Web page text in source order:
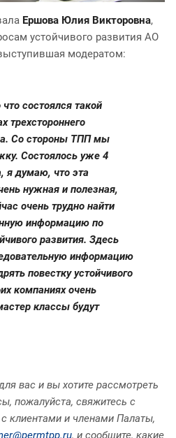
Ершова Юлия Викторовна,
устойчивого развития АО
модератом:
состоялся такой
трехстороннего
Со стороны ТПП мы
Состоялось уже 4
я думаю, что эта
нужная и полезная,
очень трудно найти
информацию по
развития. Здесь
информацию
повестку устойчивого
компаниях очень
классы будут
вас и вы хотите рассмотреть
пожалуйста, свяжитесь с
клиентами и членами Палаты,
, и сообщите, какие